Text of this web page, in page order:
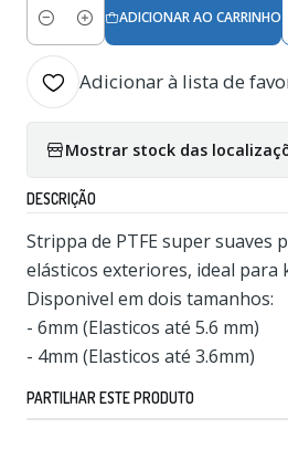
Quantidade
ADICIONAR AO CARRINHO
Adicionar à lista de
Mostrar stock das
DESCRIÇÃO
Strippa de PTFE super suaves
elásticos exteriores, ideal para
Disponivel em dois tamanhos:
- 6mm (Elasticos até 5.6 mm)
- 4mm (Elasticos até 3.6mm)
PARTILHAR ESTE PRODUTO